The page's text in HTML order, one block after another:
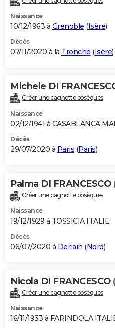
Naissance
10/12/1963 à Grenoble (Isère)
Décès
07/11/2020 à la Tronche (Isère)
Michele DI
Créer une cagnotte obsèques
Naissance
02/12/1941 à CASABLANCA
Décès
29/07/2020 à Paris (Paris)
Palma DI FRANCESCO
Créer une cagnotte obsèques
Naissance
19/12/1929 à TOSSICIA ITALIE
Décès
06/07/2020 à Denain (Nord)
Nicola DI FRANCESCO
Créer une cagnotte obsèques
Naissance
16/11/1933 à FARINDOLA